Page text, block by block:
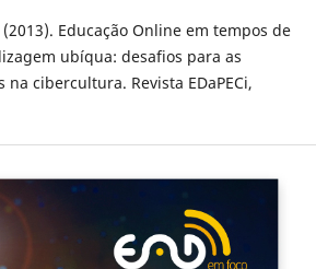
Educação Online em tempos de
ubí­qua: desafios para as
cibercultura. Revista EDaPECi,